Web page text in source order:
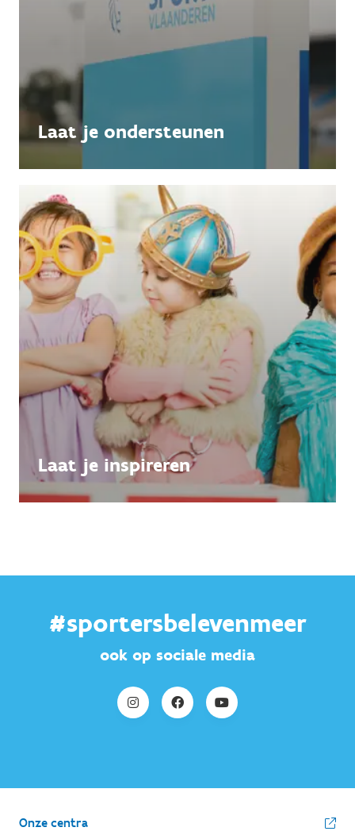
Laat je ondersteunen
Laat je inspireren
#sportersbelevenmeer
ook op sociale media
Onze centra